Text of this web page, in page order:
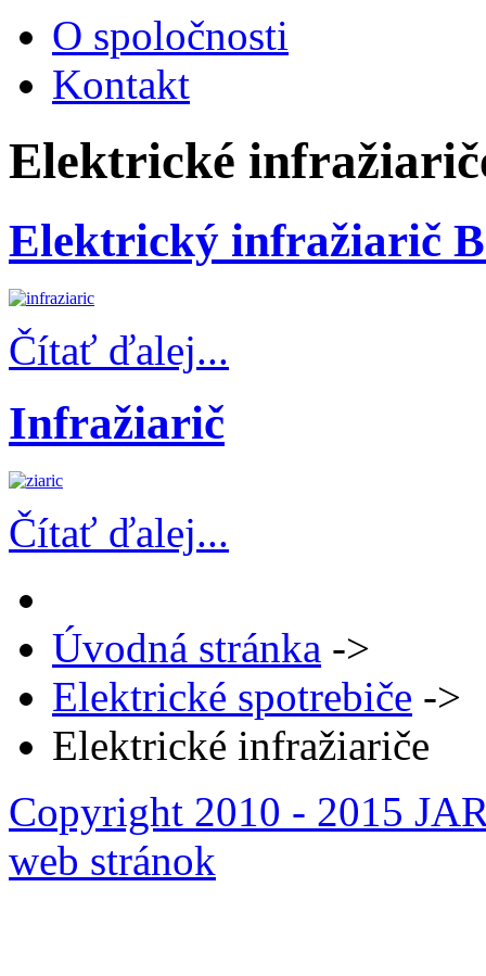
O spoločnosti
Kontakt
Elektrické
Elektrický infražiarič
Čítať ďalej...
Infražiarič
Čítať ďalej...
Úvodná stránka ->
Elektrické spotrebiče ->
Elektrické infražiariče
Copyright 2010 - 2015
web stránok